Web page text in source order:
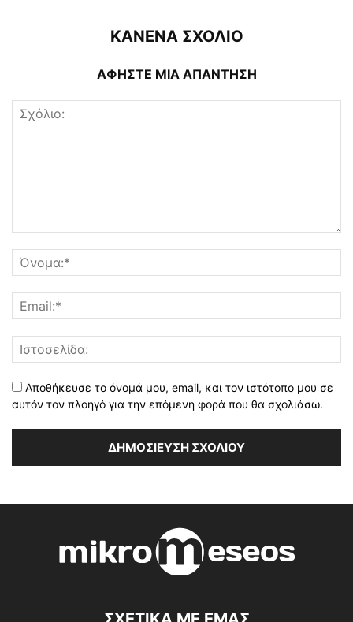
ΚΑΝΕΝΑ ΣΧΟΛΙΟ
ΑΦΗΣΤΕ ΜΙΑ ΑΠΑΝΤΗΣΗ
Αποθήκευσε το όνομά μου, email, και τον ιστότοπο μου σε
αυτόν τον πλοηγό για την επόμενη φορά που θα σχολιάσω.